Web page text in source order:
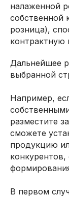
налаженной
собственной
розница),
контрактную
Дальнейшее
выбранной
Например,
разместите
сможете
продукцию
В первом